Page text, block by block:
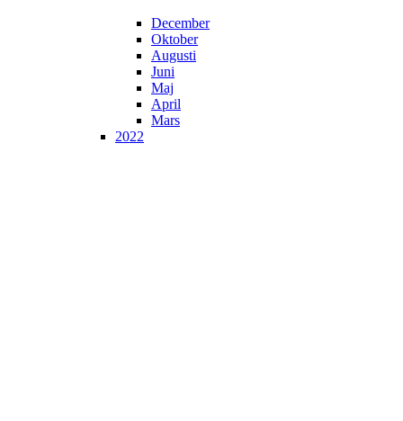
December
Oktober
Augusti
Juni
Maj
April
Mars
2022